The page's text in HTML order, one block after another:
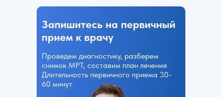
Запишитесь на первичный
прием к врачу
Проведем диагностику, разберем
снимок МРТ, составим план лечения
Длительность первичного приема 30-
60 минут